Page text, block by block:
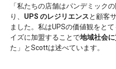
「私たちの店舗はパンデミックの
り、 UPS のレジリエンスと顧客
ました。私はUPSの価値観をと
イズに加盟することで地域社会
た」とScottは述べています。